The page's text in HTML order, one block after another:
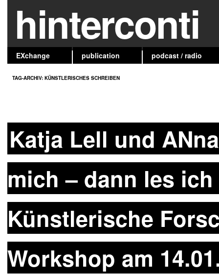
hinterconti
EXchange publication podcast / radio
TAG-ARCHIV: KÜNSTLERISCHES SCHREIBEN
Katja Lell und
mich – dann les
Künstlerische
Workshop am